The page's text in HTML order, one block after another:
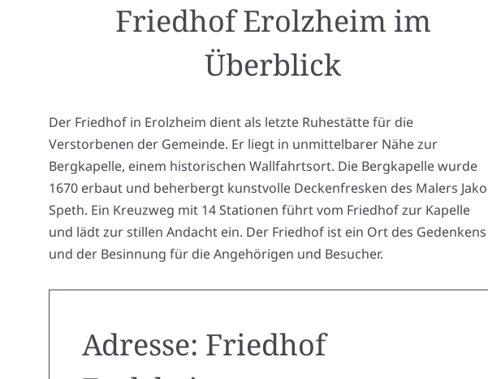
Friedhof Erolzheim im
Überblick
Der Friedhof in Erolzheim dient als letzte Ruhestätte für die
Verstorbenen der Gemeinde. Er liegt in unmittelbarer Nähe zur
Bergkapelle, einem historischen Wallfahrtsort. Die Bergkapelle wurde
1670 erbaut und beherbergt kunstvolle Deckenfresken des Malers
Speth. Ein Kreuzweg mit 14 Stationen führt vom Friedhof zur Kapelle
und lädt zur stillen Andacht ein. Der Friedhof ist ein Ort des Gedenkens
und der Besinnung für die Angehörigen und Besucher.
Adresse: Friedhof